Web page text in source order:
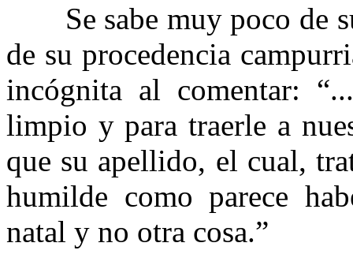
Se sabe muy poco de
de su procedencia
incógnita al comentar:
limpio y para traerle a
que su apellido, el cual,
humilde como parece
natal y no otra cosa.”